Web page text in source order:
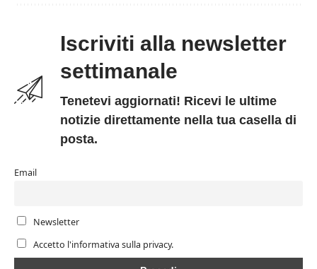
Iscriviti alla newsletter
settimanale
Tenetevi aggiornati! Ricevi le ultime
notizie direttamente nella tua casella di
posta.
Email
Newsletter
Accetto l'informativa sulla privacy.